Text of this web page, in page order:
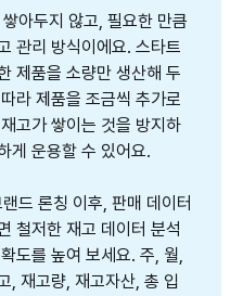
아두지 않고, 필요한 만큼
관리 방식이에요. 스타트
제품을 소량만 생산해 두
라 제품을 조금씩 추가로
고가 쌓이는 것을 방지하
게 운용할 수 있어요.
드 론칭 이후, 판매 데이터
철저한 재고 데이터 분석
도를 높여 보세요. 주, 월,
, 재고량, 재고자산, 총 입